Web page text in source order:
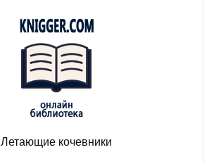
Летающие кочевники